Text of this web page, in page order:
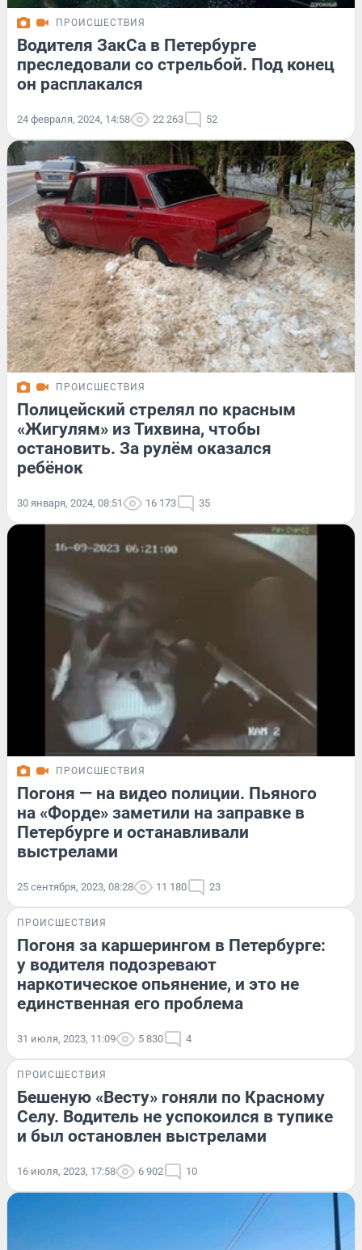
ПРОИСШЕСТВИЯ
Водителя ЗакСа в Петербурге
преследовали со стрельбой. Под конец
он расплакался
24 февраля, 2024, 14:58 22 263 52
ПРОИСШЕСТВИЯ
Полицейский стрелял по красным
«Жигулям» из Тихвина, чтобы
остановить. За рулём оказался
ребёнок
30 января, 2024, 08:51 16 173 35
ПРОИСШЕСТВИЯ
Погоня — на видео полиции. Пьяного
на «Форде» заметили на заправке в
Петербурге и останавливали
выстрелами
25 сентября, 2023, 08:28 11 180 23
ПРОИСШЕСТВИЯ
Погоня за каршерингом в Петербурге:
у водителя подозревают
наркотическое опьянение, и это не
единственная его проблема
31 июля, 2023, 11:09 5 830 4
ПРОИСШЕСТВИЯ
Бешеную «Весту» гоняли по Красному
Селу. Водитель не успокоился в тупике
и был остановлен выстрелами
16 июля, 2023, 17:58 6 902 10